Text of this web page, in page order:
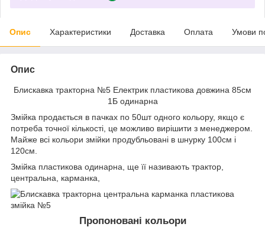
Опис Характеристики Доставка Оплата Умови
Опис
Блискавка тракторна №5 Електрик пластикова довжина 85см
1Б одинарна
Змійка продається в пачках по 50шт одного кольору, якщо є
потреба точної кількості, це можливо вирішити з менеджером.
Майже всі кольори змійки продубльовані в шнурку 100см і
120см.
Змійка пластикова одинарна, ще її називають трактор,
центральна, карманка,
Пропоновані кольори